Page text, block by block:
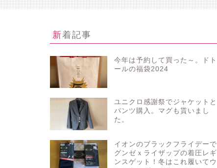
新着記事
今年は予約して買った～。ドト
ールの福袋2024
ユニクロ感謝祭でジャケットと
パンツ購入。マグも貰いまし
た。
イオンのブラックフライデーで
グンゼｘライザップの着圧レギ
ンスゲット！冬はこれ履いてウ